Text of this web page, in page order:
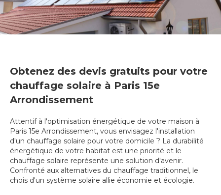
Obtenez des devis gratuits pour votre
chauffage solaire à Paris 15e
Arrondissement
Attentif à l'optimisation énergétique de votre maison à
Paris 15e Arrondissement, vous envisagez l'installation
d'un chauffage solaire pour votre domicile ? La durabilité
énergétique de votre habitat est une priorité et le
chauffage solaire représente une solution d'avenir.
Confronté aux alternatives du chauffage traditionnel, le
chois d'un système solaire allie économie et écologie.